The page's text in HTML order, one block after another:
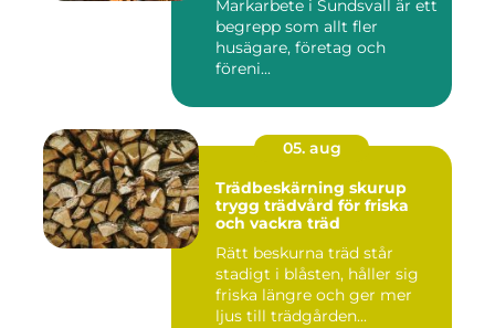
Markarbete i Sundsvall är ett
begrepp som allt fler
husägare, företag och
föreni...
05. aug
Trädbeskärning skurup
trygg trädvård för friska
och vackra träd
Rätt beskurna träd står
stadigt i blåsten, håller sig
friska längre och ger mer
ljus till trädgården...